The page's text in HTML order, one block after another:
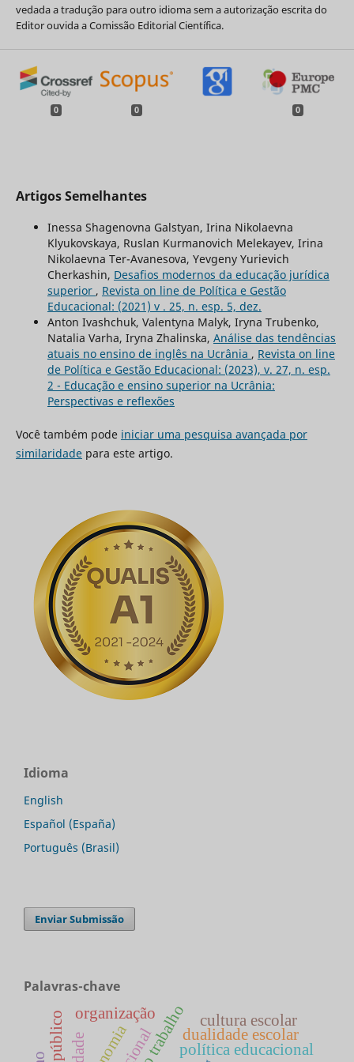
vedada a tradução para outro idioma sem a autorização escrita do
Editor ouvida a Comissão Editorial Científica.
0 0 0
Artigos Semelhantes
Inessa Shagenovna Galstyan, Irina Nikolaevna
Klyukovskaya, Ruslan Kurmanovich Melekayev, Irina
Nikolaevna Ter-Avanesova, Yevgeny Yurievich
Cherkashin, Desafios modernos da educação jurídica
superior , Revista on line de Política e Gestão
Educacional: (2021) v . 25, n. esp. 5, dez.
Anton Ivashchuk, Valentyna Malyk, Iryna Trubenko,
Natalia Varha, Iryna Zhalinska, Análise das tendências
atuais no ensino de inglês na Ucrânia , Revista on line
de Política e Gestão Educacional: (2023), v. 27, n. esp.
2 - Educação e ensino superior na Ucrânia:
Perspectivas e reflexões
Você também pode iniciar uma pesquisa avançada por
similaridadepara este artigo.
Idioma
English
Español (España)
Português (Brasil)
Enviar Submissão
Palavras-chave
política educacional
organização
dualidade escolar
cultura escolar